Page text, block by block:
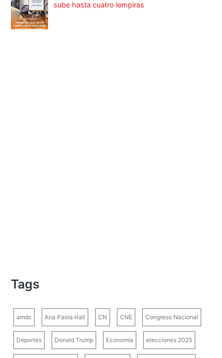
sube hasta cuatro lempiras
Tags
amdc Ana Paola Hall CN CNE Congreso Nacional
Deportes Donald Trump Economía elecciones 2025